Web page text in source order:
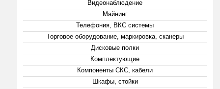
Видеонаблюдение
Майнинг
Телефония, ВКС системы
Торговое оборудование, маркировка, сканеры
Дисковые полки
Комплектующие
Компоненты СКС, кабели
Шкафы, стойки